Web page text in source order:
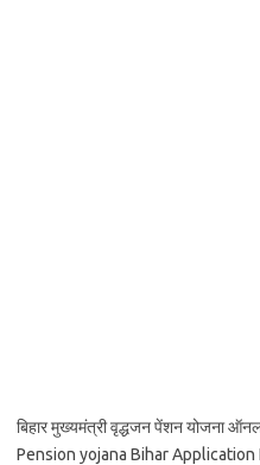
बिहार मुख्यमंत्री वृद्धजन पेंशन योजना
Pension yojana Bihar Application